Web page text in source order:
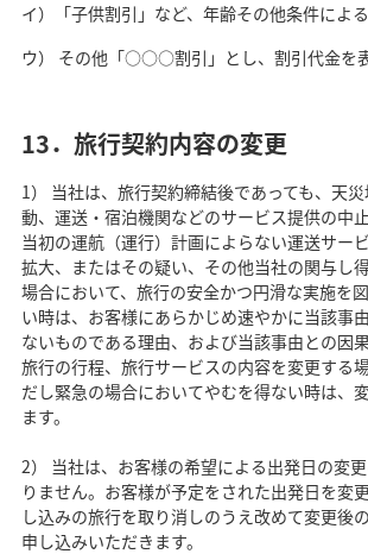
イ）「子供割引」など、年齢その他条件によ
ウ） その他「○○○割引」とし、割引代金を
13．旅行契約内容の変更
1） 当社は、旅行契約締結後であっても、天
動、運送・宿泊機関などのサービス提供の中
当初の運航（運行）計画によらない運送サー
拡大、またはその疑い、その他当社の関与し
場合において、旅行の安全かつ円滑な実施を
い時は、お客様にあらかじめ速やかに当該事
ないものである理由、および当該事由との因
旅行の行程、旅行サービスの内容を変更する
だし緊急の場合においてやむを得ない時は、
ます。
2） 当社は、お客様の希望による出発日の変
りません。お客様が予定をされた出発日を変
し込みの旅行を取り消しのうえ改めて変更後
申し込みいただきます。